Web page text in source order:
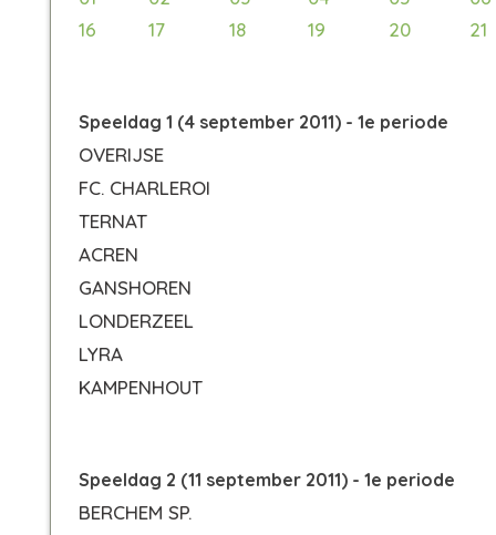
16
17 18 19 20 21
Speeldag 1 (4 september 2011) - 1e periode
OVERIJSE
FC. CHARLEROI
TERNAT
ACREN
GANSHOREN
LONDERZEEL
LYRA
KAMPENHOUT
Speeldag 2 (11 september 2011) - 1e periode
BERCHEM SP.